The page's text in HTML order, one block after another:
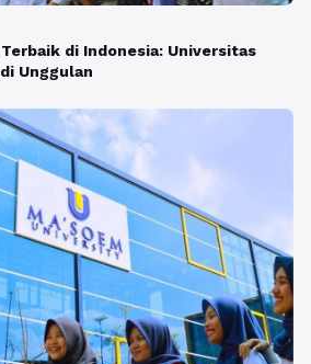
di Indonesia: Universitas
Unggulan